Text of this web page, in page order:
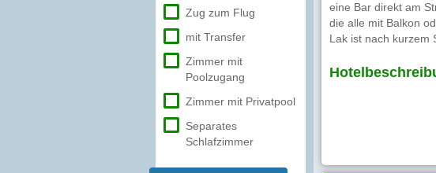
Zug zum Flug
mit Transfer
Zimmer mit
Poolzugang
Zimmer mit Privatpool
Separates
Schlafzimmer
eine Bar direkt am
die alle mit Balkon
Lak ist nach kurzem